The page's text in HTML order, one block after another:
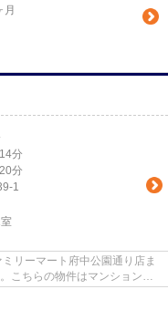
月
分
分
1
リーマート府中公園通り店ま
こちらの物件はマンションで